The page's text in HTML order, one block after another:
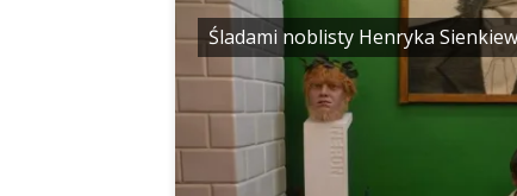
Śladami noblisty Henryka